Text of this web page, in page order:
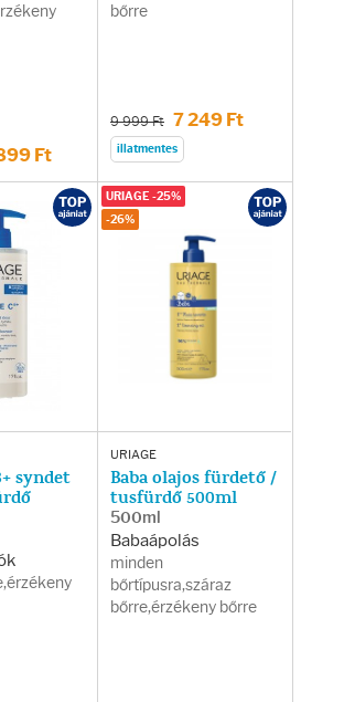
Ft
bőrre
9 999 Ft 7 249 Ft
illatmentes
syndet
URIAGE
Baba olajos fürdető /
tusfürdő 500ml
500ml
Babaápolás
minden
bőrtípusra,száraz
bőrre,érzékeny bőrre
URIAGE -25%
-26%